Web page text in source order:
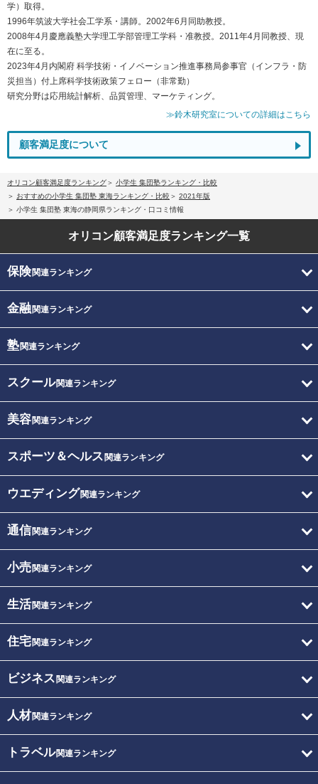
学）取得。
1996年筑波大学社会工学系・講師。2002年6月同助教授。
2008年4月慶應義塾大学理工学部管理工学科・准教授。2011年4月同教授、現
在に至る。
2023年4月内閣府 科学技術・イノベーション推進事務局参事官（インフラ・防
災担当）付上席科学技術政策フェロー（非常勤）
研究分野は応用統計解析、品質管理、マーケティング。
≫鈴木研究室についての詳細はこちら
顧客満足度について
オリコン顧客満足度ランキング
小学生 集団塾ランキング・比較
おすすめの小学生 集団塾 東海ランキング・比較
2021年版
小学生 集団塾 東海の静岡県ランキング・口コミ情報
オリコン顧客満足度ランキング一覧
保険関連ランキング
金融関連ランキング
塾関連ランキング
スクール関連ランキング
美容関連ランキング
スポーツ＆ヘルス 関連ランキング
ウエディング関連ランキング
通信関連ランキング
小売関連ランキング
生活関連ランキング
住宅関連ランキング
ビジネス 関連ランキング
人材関連ランキング
トラベル関連ランキング